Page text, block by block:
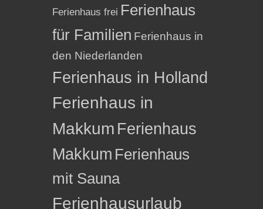
Ferienhaus frei Ferienhaus
für Familien Ferienhaus in
den Niederlanden
Ferienhaus in Holland
Ferienhaus in
Makkum Ferienhaus
Makkum Ferienhaus
mit Sauna
Ferienhausurlaub